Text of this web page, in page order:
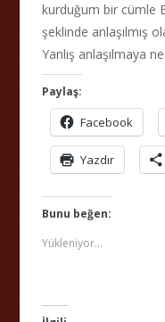
kurduğum bir cümle
şeklinde anlaşılmış
Yanlış anlaşılmaya
Paylaş:
Facebook
Yazdır
Bunu beğen:
Yükleniyor...